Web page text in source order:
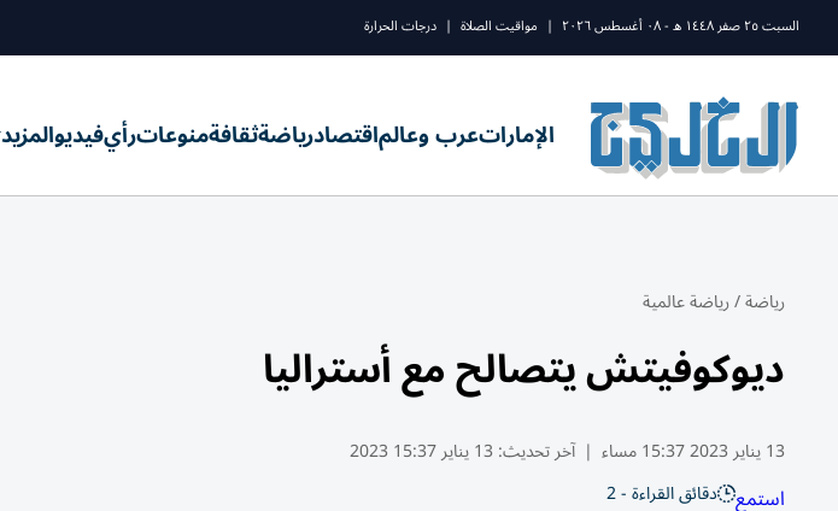
السبت ٢٥ صفر ١٤٤٨ ه - ٠٨ أغسطس ٢٠٢٦ | مواقيت الصلاة | درجات الحرارة
الإماراتعرب وعالماقتصادرياضةثقافةمنوعاترأيفيديوالمزيد
رياضة/رياضة عالمية
ديوكوفيتش يتصالح مع أستراليا
13 يناير 2023 15:37 مساء | آخر تحديث: 13 يناير 15:37 2023
استمع دقائق القراءة - 2